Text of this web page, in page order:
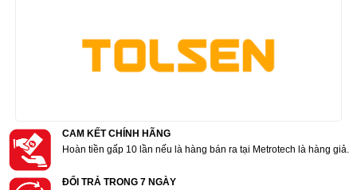
CAM KẾT CHÍNH HÃNG
Hoàn tiền gấp 10 lần nếu là hàng bán ra tại Metrotech là hàng giả.
ĐỔI TRẢ TRONG 7 NGÀY